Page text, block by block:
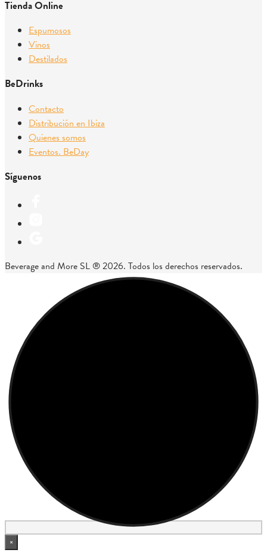
Tienda Online
Espumosos
Vinos
Destilados
BeDrinks
Contacto
Distribución en Ibiza
Quienes somos
Eventos. BeDay
Síguenos
Beverage and More SL ® 2026. Todos los derechos reservados.
×